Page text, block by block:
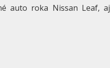
auto roka Nissan Leaf, aj